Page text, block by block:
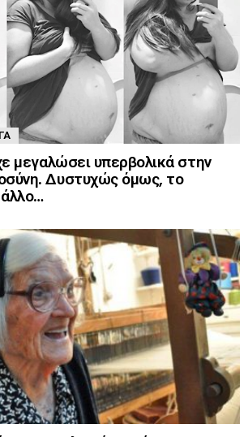
μεγαλώσει υπερβολικά στην
Δυστυχώς όμως, το